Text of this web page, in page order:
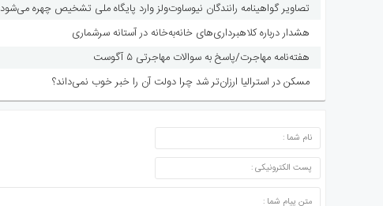
تصاویر گواهینامه رانندگان نیوساوت‌ولز وارد پایگاه ملی تشخیص چهره می‌شود
هشدار درباره کلاهبرداری‌های خانه‌به‌خانه در آستانه سرشماری
هفته‌نامه مهاجرت/پاسخ به سوالات مهاجرتی ۵ آگوست
مسکن در استرالیا ارزان‌تر شد چرا دولت آن را خبر خوب نمی‌داند؟
ارسال دیدگاه